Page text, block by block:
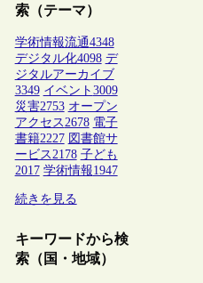
索（テーマ）
学術情報流通4348
デジタル化4098 デ
ジタルアーカイブ
3349 イベント 3009
災害2753 オープン
アクセス2678 電子
書籍2227 図書館サ
ービス2178 子ども
2017 学術情報1947
続きを見る
キーワードから検
索（国・地域）